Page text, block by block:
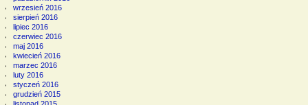
wrzesień 2016
sierpień 2016
lipiec 2016
czerwiec 2016
maj 2016
kwiecień 2016
marzec 2016
luty 2016
styczeń 2016
grudzień 2015